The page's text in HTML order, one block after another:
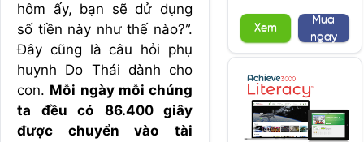
hôm ấy, bạn sẽ dử dụng
số tiền này như thế nào?”.
Đây cũng là câu hỏi phụ
huynh Do Thái dành cho
con. Mỗi ngày mỗi chúng
ta đều có 86.400 giây
được chuyển vào tài
Xem
Mua
ngay